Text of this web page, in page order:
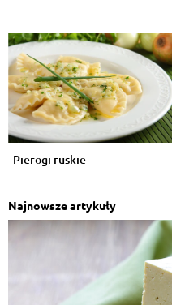
Pierogi ruskie
Najnowsze artykuły